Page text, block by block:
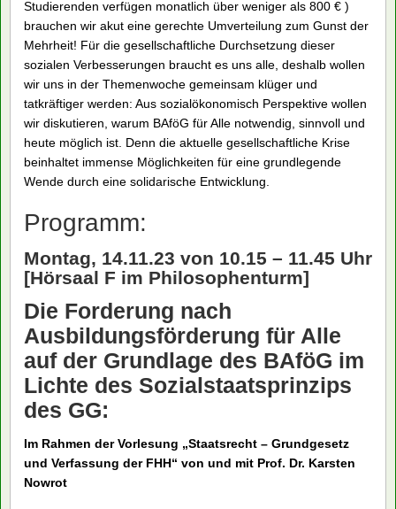
Studierenden verfügen monatlich über weniger als 800 € )
brauchen wir akut eine gerechte Umverteilung zum Gunst der
Mehrheit! Für die gesellschaftliche Durchsetzung dieser
sozialen Verbesserungen braucht es uns alle, deshalb wollen
wir uns in der Themenwoche gemeinsam klüger und
tatkräftiger werden: Aus sozialökonomisch Perspektive wollen
wir diskutieren, warum BAföG für Alle notwendig, sinnvoll und
heute möglich ist. Denn die aktuelle gesellschaftliche Krise
beinhaltet immense Möglichkeiten für eine grundlegende
Wende durch eine solidarische Entwicklung.
Programm:
Montag, 14.11.23 von 10.15 – 11.45 Uhr
[Hörsaal F im Philosophenturm]
Die Forderung nach
Ausbildungsförderung für Alle
auf der Grundlage des BAföG im
Lichte des Sozialstaatsprinzips
des GG:
Im Rahmen der Vorlesung „Staatsrecht – Grundgesetz
und Verfassung der FHH“ von und mit Prof. Dr. Karsten
Nowrot